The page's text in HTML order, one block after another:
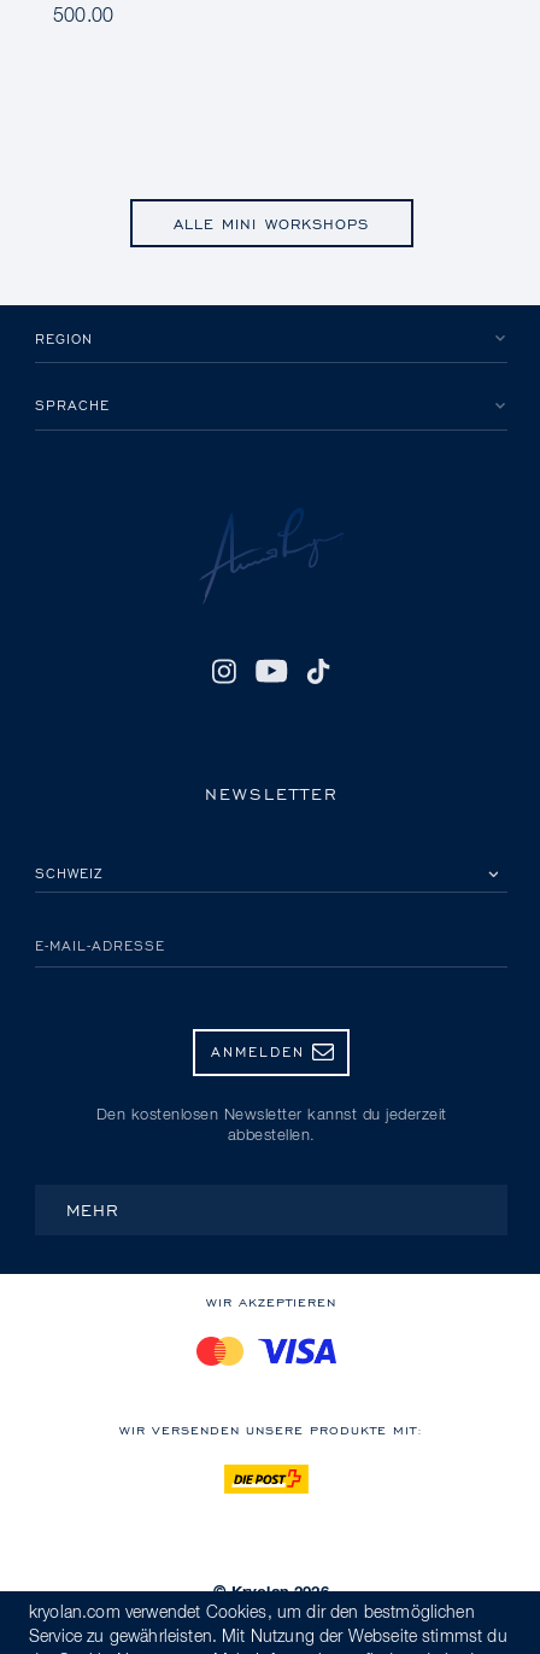
500.00
ALLE MINI WORKSHOPS
REGION
SPRACHE
NEWSLETTER
E-MAIL-ADRESSE
ANMELDEN
Den kostenlosen Newsletter kannst du jederzeit
abbestellen.
MEHR
WIR AKZEPTIEREN
WIR VERSENDEN UNSERE PRODUKTE MIT:
© Kryolan 2026
Versand
AGB Datenschutzerklärung
Verhaltenskodex
Hinweisgebersystem
Impressum
kryolan.com verwendet Cookies, um dir den bestmöglichen
Service zu gewährleisten. Mit Nutzung der Webseite stimmst du